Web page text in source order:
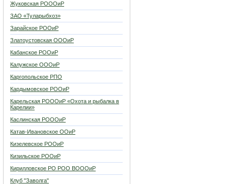
Жуковская РОООиР
ЗАО «Туларыбхоз»
Зарайское РООиР
Златоустовская ОООиР
Кабанское РООиР
Калужское ОООиР
Каргопольское РПО
Кардымовское РООиР
Карельская РОООиР «Охота и рыбалка в
Карелии»
Каслинская РОООиР
Катав-Ивановское ООиР
Кизелевское РООиР
Кизильское РООиР
Кирилловское РО РОО ВОООиР
Клуб "Заволга"